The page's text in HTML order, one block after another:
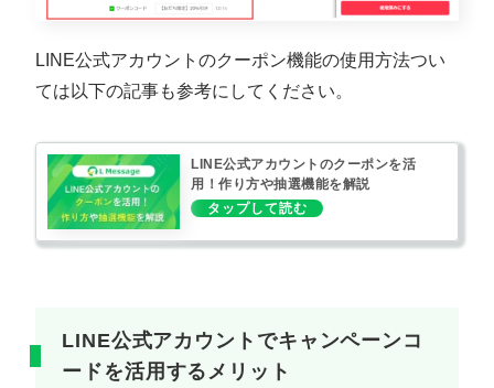
LINE公式アカウントのクーポン機能の使用方法つい
ては以下の記事も参考にしてください。
LINE公式アカウントのクーポンを活
用！作り方や抽選機能を解説
LINE公式アカウントでキャンペーンコ
ードを活用するメリット